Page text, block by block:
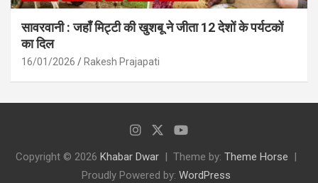
सावरवानी : जहाँ मिट्टी की खुशबू ने जीता 12 देशों के पर्यटकों
का दिल
16/01/2026 Rakesh Prajapati
Copyright © 2026 Khabar Dwar Theme by: Theme Horse
Proudly Powered by: WordPress